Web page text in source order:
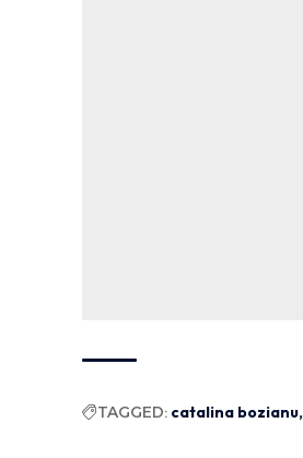
TAGGED: catalina bozianu